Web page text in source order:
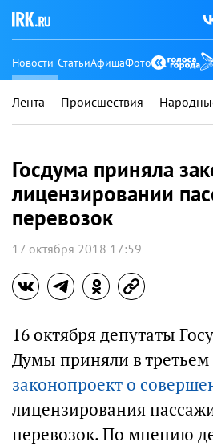
Новости СтатьиАфишаФото
Лента Происшествия
Госдума приняла
лицензировании
перевозок
17 октября 2018 17:59
16 октября депутаты
Думы приняли в третьем
законопроект о
лицензирования
перевозок. По мнению